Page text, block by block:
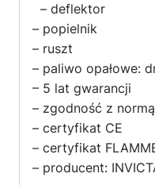
– deflektor
– popielnik
– ruszt
– paliwo opałowe:
– 5 lat gwarancji
– zgodność z
– certyfikat CE
– certyfikat
– producent: